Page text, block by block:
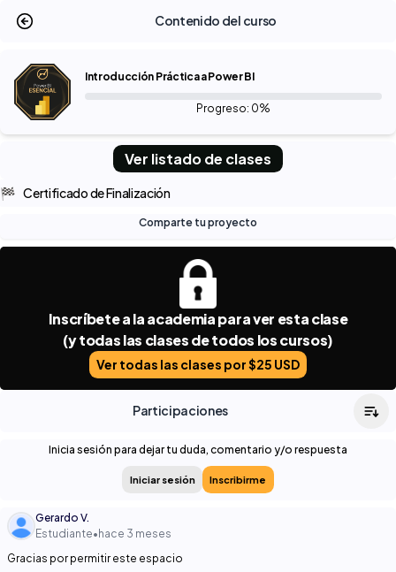
Contenido del curso
Introducción Práctica a Power BI
Progreso: 0%
Ver listado de clases
🏁 Certificado de Finalización
Comparte tu proyecto
Inscríbete a la academia para ver esta clase
(y todas las clases de todos los cursos)
Ver todas las clases por $25 USD
Participaciones
Inicia sesión para dejar tu duda, comentario y/o respuesta
Iniciar sesión Inscribirme
Gerardo V.
Estudiante• hace 3 meses
Gracias por permitir este espacio